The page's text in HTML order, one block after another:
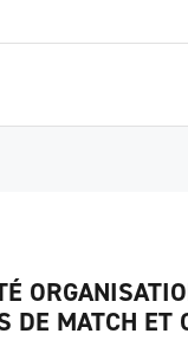
DE MATCH ET